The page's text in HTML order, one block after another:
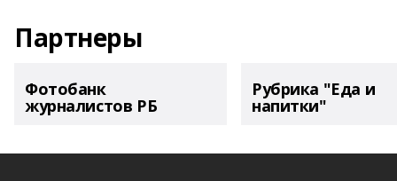
Партнеры
Фотобанк
журналистов РБ
Рубрика "Еда и
напитки"